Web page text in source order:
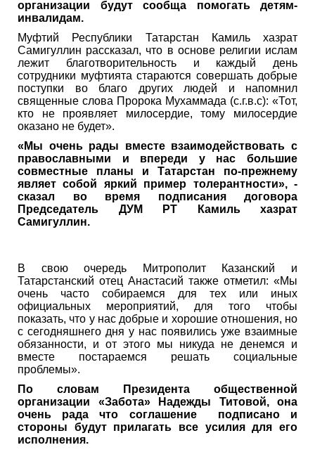
организации будут сообща помогать детям-
инвалидам.
Муфтий Республики Татарстан Камиль хазрат
Самигуллин рассказал, что в основе религии ислам
лежит благотворительность и каждый день
сотрудники муфтията стараются совершать добрые
поступки во благо других людей и напомнил
священные слова Пророка Мухаммада (с.г.в.с): «Тот,
кто не проявляет милосердие, тому милосердие
оказано не будет».
«Мы очень рады вместе взаимодействовать с
православными и впереди у нас большие
совместные планы и Татарстан по-прежнему
являет собой яркий пример толерантности», -
сказал во время подписания договора
Председатель ДУМ РТ Камиль хазрат
Самигуллин.
В свою очередь Митрополит Казанский и
Татарстанский отец Анастасий также отметил: «Мы
очень часто собираемся для тех или иных
официальных мероприятий, для того чтобы
показать, что у нас добрые и хорошие отношения, но
с сегодняшнего дня у нас появились уже взаимные
обязанности, и от этого мы никуда не денемся и
вместе постараемся решать социальные
проблемы».
По словам Президента общественной
организации «Забота» Надежды Титовой, она
очень рада что соглашение подписано и
стороны будут прилагать все усилия для его
исполнения.